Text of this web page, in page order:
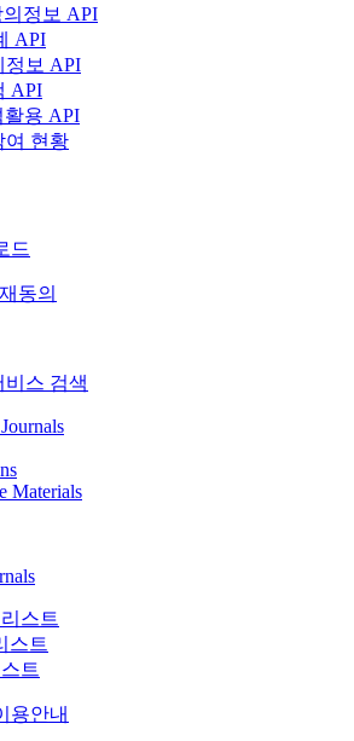
정보 API
API
정보 API
API
활용 API
여 현황
드
동의
스 검색
Materials
스트
스트
트
용안내